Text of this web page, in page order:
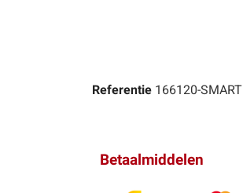
Referentie 166120-SMART
Betaalmiddelen